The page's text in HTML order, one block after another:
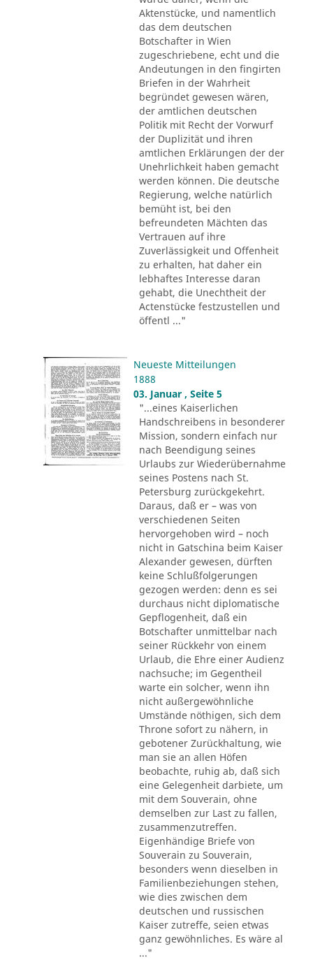
Aktenstücke, und namentlich
das dem deutschen
Botschafter in Wien
zugeschriebene, echt und die
Andeutungen in den fingirten
Briefen in der Wahrheit
begründet gewesen wären,
der amtlichen deutschen
Politik mit Recht der Vorwurf
der Duplizität und ihren
amtlichen Erklärungen der der
Unehrlichkeit haben gemacht
werden können. Die deutsche
Regierung, welche natürlich
bemüht ist, bei den
befreundeten Mächten das
Vertrauen auf ihre
Zuverlässigkeit und Offenheit
zu erhalten, hat daher ein
lebhaftes Interesse daran
gehabt, die Unechtheit der
Actenstücke festzustellen und
öffentl ..."
Neueste Mitteilungen
1888
03. Januar , Seite 5
"...eines Kaiserlichen
Handschreibens in besonderer
Mission, sondern einfach nur
nach Beendigung seines
Urlaubs zur Wiederübernahme
seines Postens nach St.
Petersburg zurückgekehrt.
Daraus, daß er – was von
verschiedenen Seiten
hervorgehoben wird – noch
nicht in Gatschina beim Kaiser
Alexander gewesen, dürften
keine Schlußfolgerungen
gezogen werden: denn es sei
durchaus nicht diplomatische
Gepflogenheit, daß ein
Botschafter unmittelbar nach
seiner Rückkehr von einem
Urlaub, die Ehre einer Audienz
nachsuche; im Gegentheil
warte ein solcher, wenn ihn
nicht außergewöhnliche
Umstände nöthigen, sich dem
Throne sofort zu nähern, in
gebotener Zurückhaltung, wie
man sie an allen Höfen
beobachte, ruhig ab, daß sich
eine Gelegenheit darbiete, um
mit dem Souverain, ohne
demselben zur Last zu fallen,
zusammenzutreffen.
Eigenhändige Briefe von
Souverain zu Souverain,
besonders wenn dieselben in
Familienbeziehungen stehen,
wie dies zwischen dem
deutschen und russischen
Kaiser zutreffe, seien etwas
ganz gewöhnliches. Es wäre al
..."